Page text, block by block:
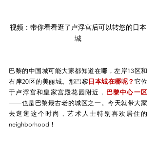
视频：带你看看逛了卢浮宫后可以转悠的日本
城
巴黎的中国城可能大家都知道在哪，左岸13区和
右岸20区的美丽城。那巴黎 日本城在哪呢？ 它位
于卢浮宫和皇家宫殿花园附近， 巴黎中心一区
——也是巴黎最古老的城区之一。今天就带大家
去逛逛这个时尚，艺术人士特别喜欢居住的
neighborhood！